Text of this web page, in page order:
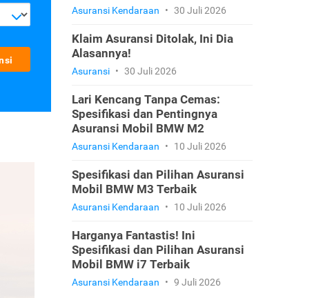
Asuransi Kendaraan • 30 Juli 2026
Klaim Asuransi Ditolak, Ini Dia
Alasannya!
Asuransi • 30 Juli 2026
Lari Kencang Tanpa Cemas:
Spesifikasi dan Pentingnya
Asuransi Mobil BMW M2
Asuransi Kendaraan • 10 Juli 2026
Spesifikasi dan Pilihan Asuransi
Mobil BMW M3 Terbaik
Asuransi Kendaraan • 10 Juli 2026
Harganya Fantastis! Ini
Spesifikasi dan Pilihan Asuransi
Mobil BMW i7 Terbaik
Asuransi Kendaraan • 9 Juli 2026